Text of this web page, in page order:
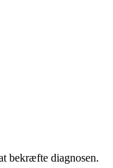
bekræfte diagnosen.